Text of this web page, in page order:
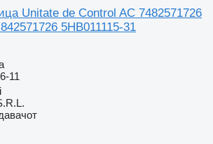
Unitate de Control AC 7482571726
5HB011115-31
11